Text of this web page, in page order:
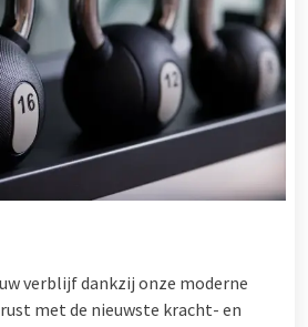
verblijf dankzij onze moderne
met de nieuwste kracht- en